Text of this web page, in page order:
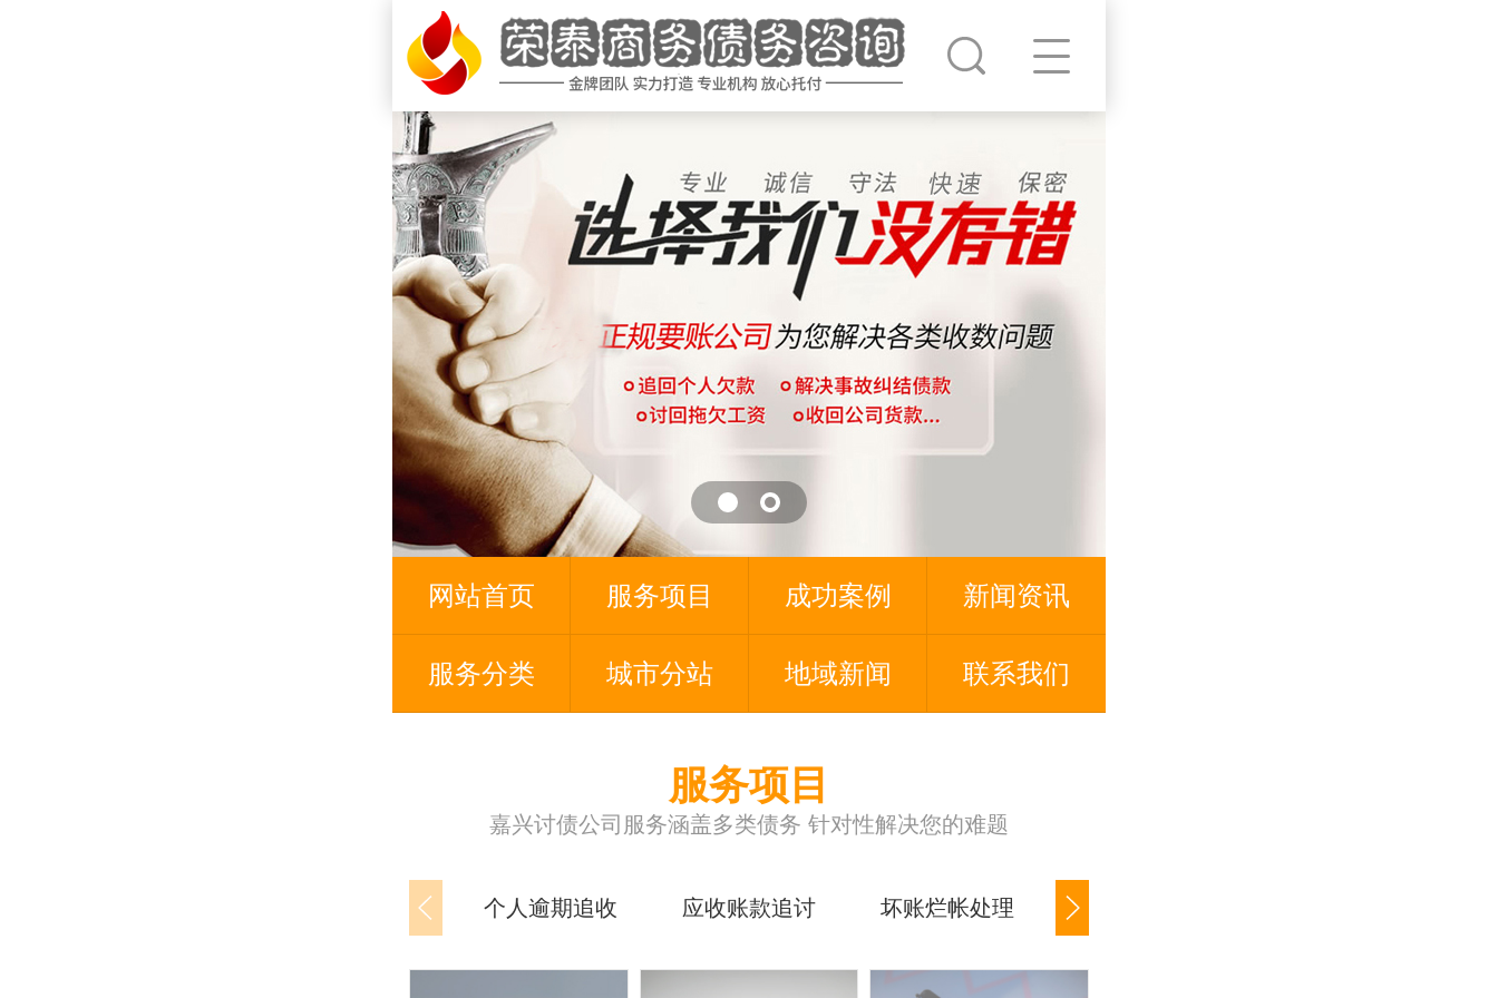
网站首页 服务项目 成功案例 新闻资讯
服务分类 城市分站 地域新闻 联系我们
服务项目
嘉兴讨债公司服务涵盖多类债务 针对性解决您的难题
个人逾期追收 应收账款追讨 坏账烂帐处理 公司货款追讨